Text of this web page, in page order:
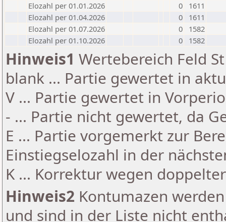
Elozahl per 01.01.2026
0
1611
Elozahl per 01.04.2026
0
1611
Elozahl per 01.07.2026
0
1582
Elozahl per 01.10.2026
0 1582
Hinweis1 Wertebereich Feld
blank ... Partie gewertet in
V ... Partie gewertet in
- ... Partie nicht gewertet, da
E ... Partie vorgemerkt zur
Einstiegselozahl in der
K ... Korrektur wegen
Hinweis2 Kontumazen
und sind in der Liste nicht